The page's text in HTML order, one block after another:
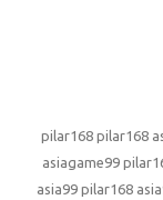
pilar168 pilar168
asiagame99
asia99 pilar168